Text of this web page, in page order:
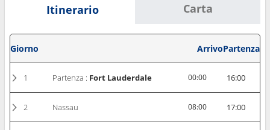
Itinerario Carta
Giorno ArrivoPartenza
1 Partenza : Fort Lauderdale 00:00 16:00
2 Nassau 08:00 17:00